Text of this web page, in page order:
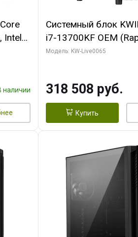
Intel
наличии
Системный блок
i7-13700KF OEM
7, C16 8EC/8PC/ 64
2/ 1 ТБ SSD)
Модель: KW-Live0065
318 508 руб.
Купить